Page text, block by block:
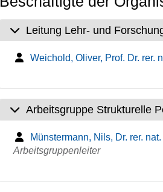
Leitung Lehr- und
Weichold, Oliver, Prof. Dr. rer.
Arbeitsgruppe Strukturelle
Münstermann, Nils, Dr. rer. nat.
Arbeitsgruppenleiter